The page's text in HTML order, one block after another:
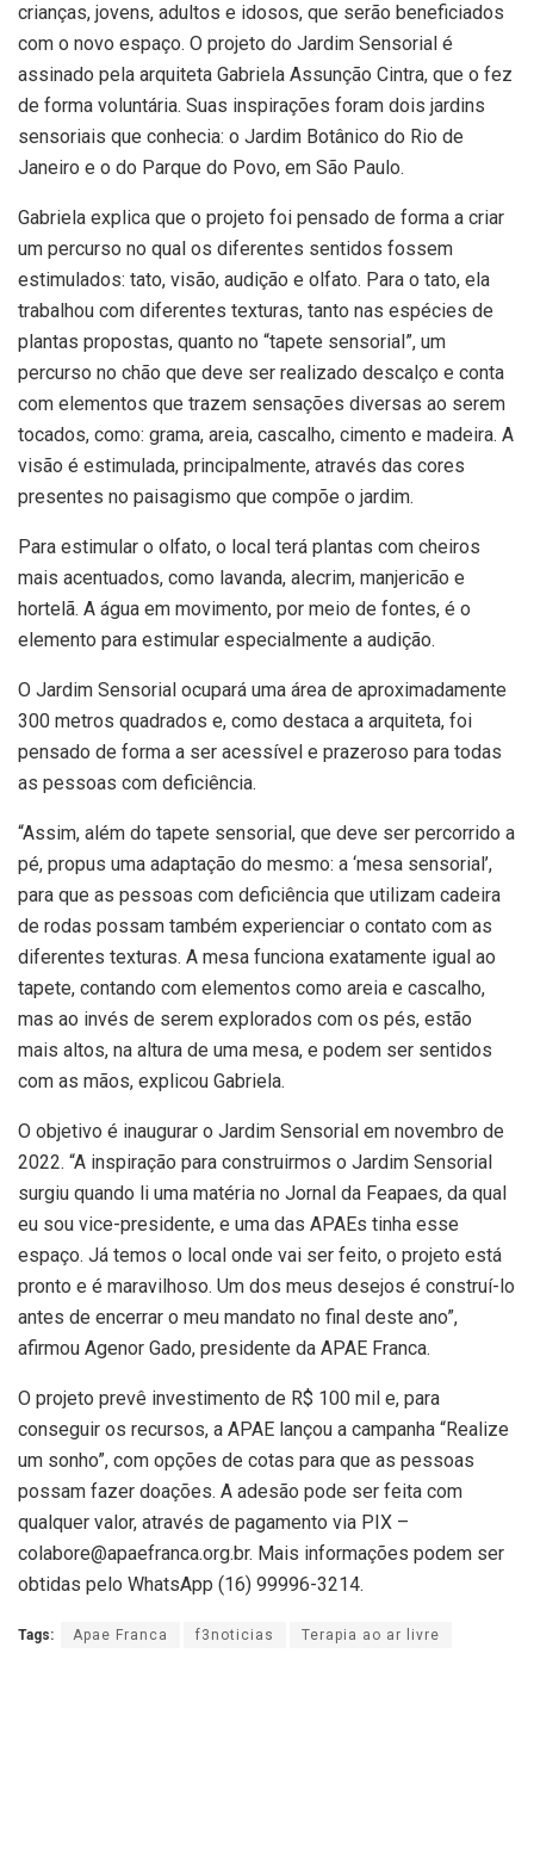
crianças, jovens, adultos e idosos, que serão beneficiados
com o novo espaço. O projeto do Jardim Sensorial é
assinado pela arquiteta Gabriela Assunção Cintra, que o fez
de forma voluntária. Suas inspirações foram dois jardins
sensoriais que conhecia: o Jardim Botânico do Rio de
Janeiro e o do Parque do Povo, em São Paulo.
Gabriela explica que o projeto foi pensado de forma a criar
um percurso no qual os diferentes sentidos fossem
estimulados: tato, visão, audição e olfato. Para o tato, ela
trabalhou com diferentes texturas, tanto nas espécies de
plantas propostas, quanto no “tapete sensorial”, um
percurso no chão que deve ser realizado descalço e conta
com elementos que trazem sensações diversas ao serem
tocados, como: grama, areia, cascalho, cimento e madeira. A
visão é estimulada, principalmente, através das cores
presentes no paisagismo que compõe o jardim.
Para estimular o olfato, o local terá plantas com cheiros
mais acentuados, como lavanda, alecrim, manjericão e
hortelã. A água em movimento, por meio de fontes, é o
elemento para estimular especialmente a audição.
O Jardim Sensorial ocupará uma área de aproximadamente
300 metros quadrados e, como destaca a arquiteta, foi
pensado de forma a ser acessível e prazeroso para todas
as pessoas com deficiência.
“Assim, além do tapete sensorial, que deve ser percorrido a
pé, propus uma adaptação do mesmo: a ‘mesa sensorial’,
para que as pessoas com deficiência que utilizam cadeira
de rodas possam também experienciar o contato com as
diferentes texturas. A mesa funciona exatamente igual ao
tapete, contando com elementos como areia e cascalho,
mas ao invés de serem explorados com os pés, estão
mais altos, na altura de uma mesa, e podem ser sentidos
com as mãos, explicou Gabriela.
O objetivo é inaugurar o Jardim Sensorial em novembro de
2022. “A inspiração para construirmos o Jardim Sensorial
surgiu quando li uma matéria no Jornal da Feapaes, da qual
eu sou vice-presidente, e uma das APAEs tinha esse
espaço. Já temos o local onde vai ser feito, o projeto está
pronto e é maravilhoso. Um dos meus desejos é construí-lo
antes de encerrar o meu mandato no final deste ano”,
afirmou Agenor Gado, presidente da APAE Franca.
O projeto prevê investimento de R$ 100 mil e, para
conseguir os recursos, a APAE lançou a campanha “Realize
um sonho”, com opções de cotas para que as pessoas
possam fazer doações. A adesão pode ser feita com
qualquer valor, através de pagamento via PIX –
colabore@apaefranca.org.br. Mais informações podem ser
obtidas pelo WhatsApp (16) 99996-3214.
Tags: Apae Franca f3noticias Terapia ao ar livre